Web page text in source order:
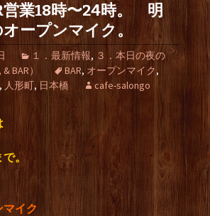
営業18時〜24時。 明
ープンマイク。
１．最新情報, ３．本日の夜の
BAR）
BAR, オープンマイク,
, 人形町, 日本橋 cafe-salongo
で。
イク